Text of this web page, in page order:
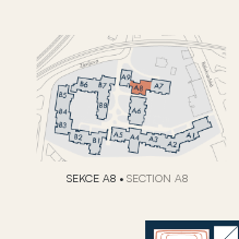
SEKCE A8 • SECTION A8